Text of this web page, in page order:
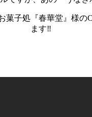
菓子処『春華堂』様の
ます‼